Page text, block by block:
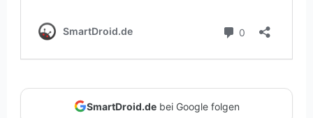
SmartDroid.debei Google folgen